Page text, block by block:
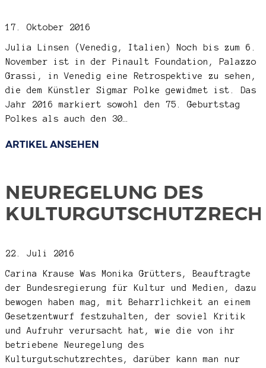
17. Oktober 2016
Julia Linsen (Venedig, Italien) Noch bis zum 6.
November ist in der Pinault Foundation, Palazzo
Grassi, in Venedig eine Retrospektive zu sehen,
die dem Künstler Sigmar Polke gewidmet ist. Das
Jahr 2016 markiert sowohl den 75. Geburtstag
Polkes als auch den 30…
ARTIKEL ANSEHEN
NEUREGELUNG DES
22. Juli 2016
Carina KrauseWas Monika Grütters, Beauftragte
der Bundesregierung für Kultur und Medien, dazu
bewogen haben mag, mit Beharrlichkeit an einem
Gesetzentwurf festzuhalten, der soviel Kritik
und Aufruhr verursacht hat, wie die von ihr
betriebene Neuregelung des
Kulturgutschutzrechtes, darüber kann man nur